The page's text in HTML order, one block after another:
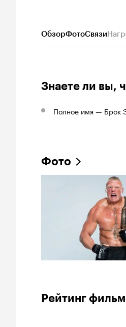
ОбзорФотоСвязи
Знаете ли вы,
Полное имя — Брок
Фото
Рейтинг